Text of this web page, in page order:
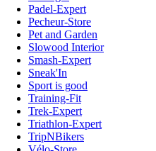
Padel-Expert
Pecheur-Store
Pet and Garden
Slowood Interior
Smash-Expert
Sneak'In
Sport is good
Training-Fit
Trek-Expert
Triathlon-Expert
TripNBikers